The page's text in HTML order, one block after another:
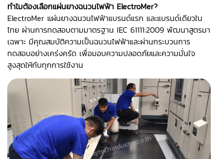
ทำไมต้องเลือกแผ่นยางฉนวนไฟฟ้า ElectroMer?
ElectroMer แผ่นยางฉนวนไฟฟ้าแบรนด์แรก และแบรนด์เดียวใน
ไทย ผ่านการทดสอบตามมาตรฐาน IEC 61111:2009 พัฒนาสูตรมา
เฉพาะ มีคุณสมบัติความเป็นฉนวนไฟฟ้าและผ่านกระบวนการ
ทดสอบอย่างเคร่งครัด เพื่อมอบความปลอดภัยและความมั่นใจ
สูงสุดให้กับทุกการใช้งาน